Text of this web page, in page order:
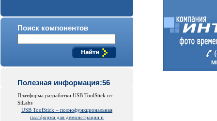
Поиск компонентов
Полезная информация:56
Платформа разработки USB ToolStick от
SiLabs
USB ToolStick – полнофункциональная
платформа для демонстрации и